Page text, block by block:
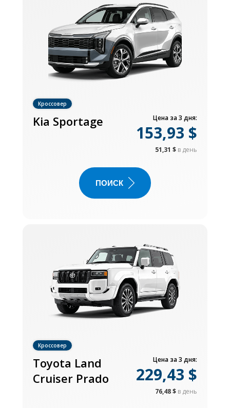
Кроссовер
Kia Sportage Цена за 3 дня:
153,93 $
51,31 $ в день
ПОИСК
Кроссовер
Toyota Land
Cruiser Prado
Цена за 3 дня:
229,43 $
76,48 $ в день